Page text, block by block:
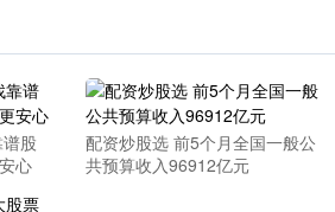
股
心
配资炒股选 前5个月全国一般公
共预算收入96912亿元